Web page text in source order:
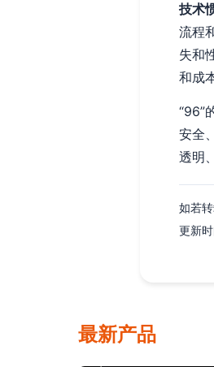
技术
流程
失和
和成
“96”
安全
透明
如若
更新
最新产品